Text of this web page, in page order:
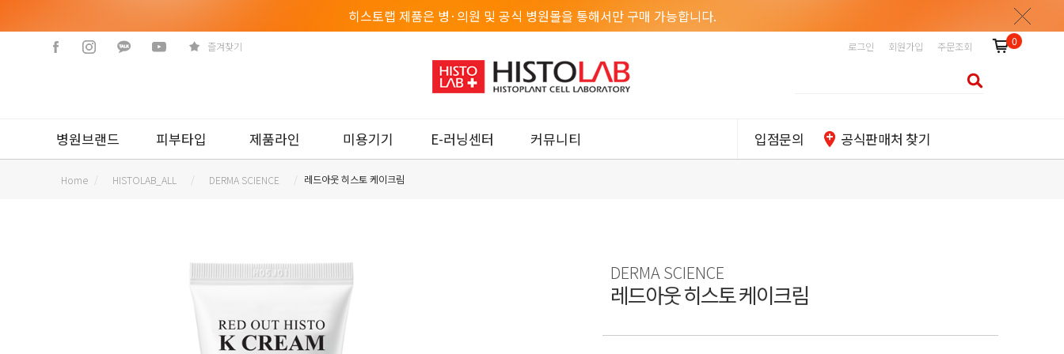
히스토랩 제품은 병·의원 및 공식 병원몰을 통해서만 구매 가능합니다.
즐겨찾기 로그인 회원가입 주문조회 0
병원브랜드 피부타입 제품라인 미용기기 E-러닝센터 커뮤니티 입점문의 공식판매처 찾기
Home / HISTOLAB_ALL / DERMA SCIENCE / 레드아웃 히스토 케이크림
DERMA SCIENCE
레드아웃 히스토 케이크림